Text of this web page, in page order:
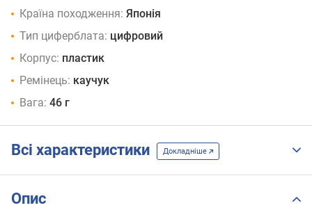
Країна походження: Японія
Тип циферблата: цифровий
Корпус: пластик
Ремінець: каучук
Вага: 46 г
Всі характеристики Докладніше
Опис